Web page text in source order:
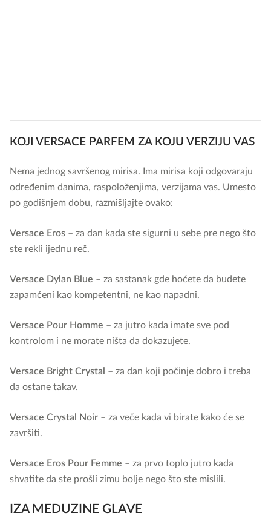
KOJI VERSACE PARFEM ZA KOJU VERZIJU VAS
Nema jednog savršenog mirisa. Ima mirisa koji odgovaraju
određenim danima, raspoloženjima, verzijama vas. Umesto
po godišnjem dobu, razmišljajte ovako:
Versace Eros – za dan kada ste sigurni u sebe pre nego što
ste rekli ijednu reč.
Versace Dylan Blue – za sastanak gde hoćete da budete
zapamćeni kao kompetentni, ne kao napadni.
Versace Pour Homme – za jutro kada imate sve pod
kontrolom i ne morate ništa da dokazujete.
Versace Bright Crystal
– za dan koji počinje dobro i treba
da ostane takav.
Versace Crystal Noir – za veče kada vi birate kako će se
završiti.
Versace Eros Pour Femme – za prvo toplo jutro kada
shvatite da ste prošli zimu bolje nego što ste mislili.
IZA MEDUZINE GLAVE